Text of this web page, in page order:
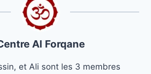
Al Forqane
et Ali sont les 3 membres